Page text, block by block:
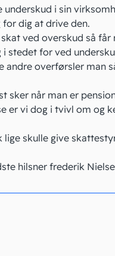
underskud i sin
dig at drive den.
ved overskud så får
stedet for ved
andre overførsler man
sker når man er
er vi dog i tvivl om og
skulle give
hilsner frederik